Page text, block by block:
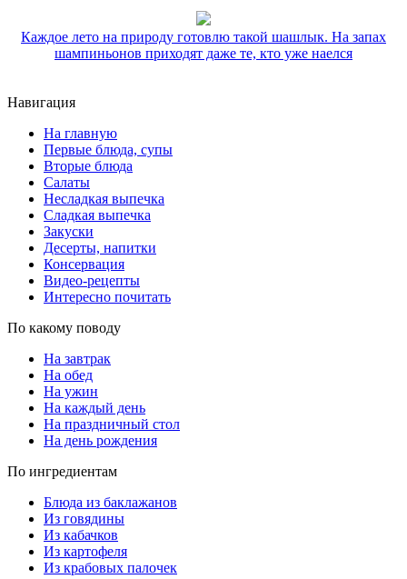
Каждое лето на природу готовлю такой шашлык. На запах
шампиньонов приходят даже те, кто уже наелся
Навигация
На главную
Первые блюда, супы
Вторые блюда
Салаты
Несладкая выпечка
Сладкая выпечка
Закуски
Десерты, напитки
Консервация
Видео-рецепты
Интересно почитать
По какому поводу
На завтрак
На обед
На ужин
На каждый день
На праздничный стол
На день рождения
По ингредиентам
Блюда из баклажанов
Из говядины
Из кабачков
Из картофеля
Из крабовых палочек